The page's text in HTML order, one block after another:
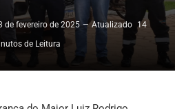
de fevereiro de 2025 Atualizado 14
de Leitura